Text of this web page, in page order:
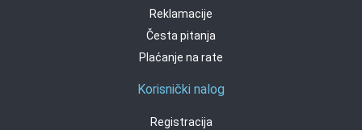
Reklamacije
Česta pitanja
Plaćanje na rate
Korisnički nalog
Registracija